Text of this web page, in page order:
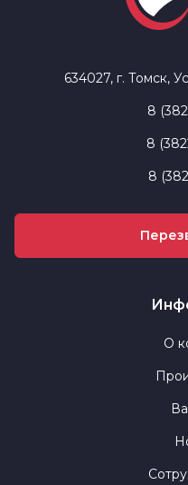
634027, г. Томск,
8
8
8
О